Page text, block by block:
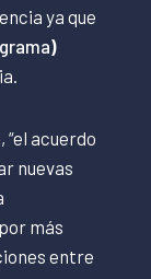
ya que
)
acuerdo
nuevas
más
entre